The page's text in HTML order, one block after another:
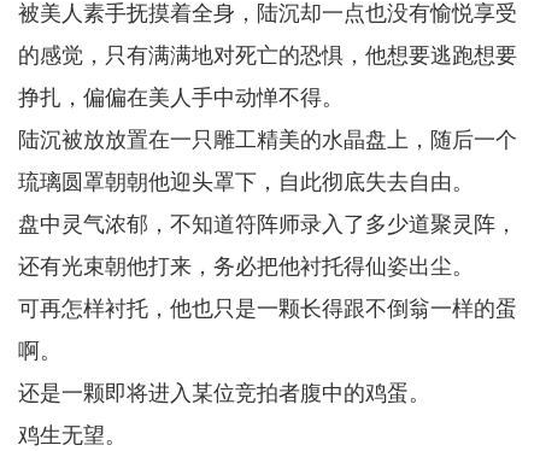
被美人素手抚摸着全身，陆沉却一点也没有愉悦享受
的感觉，只有满满地对死亡的恐惧，他想要逃跑想要
挣扎，偏偏在美人手中动惮不得。
陆沉被放放置在一只雕工精美的水晶盘上，随后一个
琉璃圆罩朝朝他迎头罩下，自此彻底失去自由。
盘中灵气浓郁，不知道符阵师录入了多少道聚灵阵，
还有光束朝他打来，务必把他衬托得仙姿出尘。
可再怎样衬托，他也只是一颗长得跟不倒翁一样的蛋
啊。
还是一颗即将进入某位竞拍者腹中的鸡蛋。
鸡生无望。